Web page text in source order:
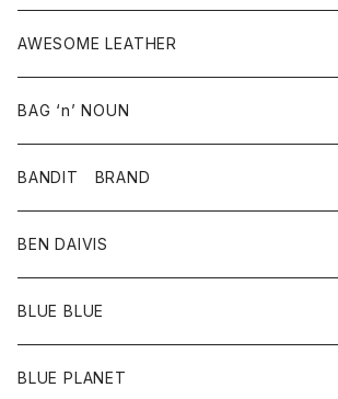
アクセサリー
その他雑貨
シャツ
ボトム
スカート
パンツ
グッズ
靴
バッグ
靴
シャツ
AWESOME LEATHER
アウター
革ジャケット
BAG ‘n’ NOUN
アクセサリー
バッグ
ポーチ
BANDIT BRAND
トップス
Ｔシャツ
BEN DAIVIS
ポトム
パンツ
BLUE BLUE
アウター
BLUE PLANET